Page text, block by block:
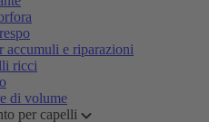
accumuli e riparazioni
ricci
di volume
per capelli